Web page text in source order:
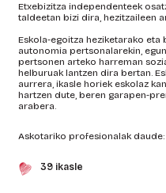
Etxebizitza independenteek
taldeetan bizi dira, hezitzaileen
Eskola-egoitza heziketarako eta
autonomia pertsonalarekin,
pertsonen arteko harreman
helburuak lantzen dira bertan.
aurrera, ikasle horiek eskolaz
hartzen dute, beren garapen-
arabera.
Askotariko profesionalak daude:
39 ikasle